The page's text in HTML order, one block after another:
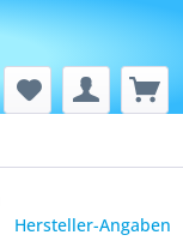
Hersteller-Angaben